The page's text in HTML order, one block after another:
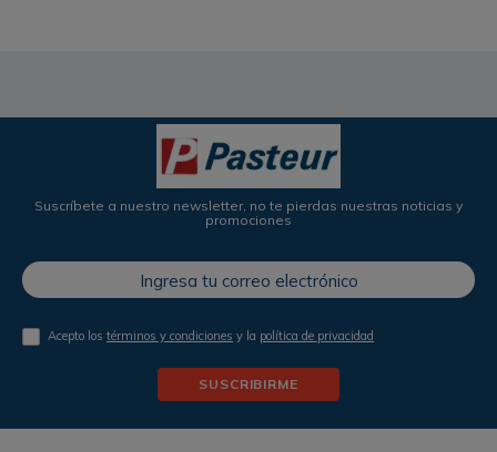
Suscríbete a nuestro newsletter, no te pierdas nuestras noticias y
promociones
Acepto lostérminos y condiciones y la política de privacidad
SUSCRIBIRME